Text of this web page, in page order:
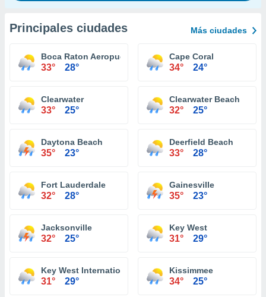
Principales ciudades Más ciudades
Boca Raton Aeropuerto
33° 28°
Cape Coral
34° 24°
Clearwater
33° 25°
Clearwater Beach
32° 25°
Daytona Beach
35° 23°
Deerfield Beach
33° 28°
Fort Lauderdale
32° 28°
Gainesville
35° 23°
Jacksonville
32° 25°
Key West
31° 29°
Key West International Airport
31° 29°
Kissimmee
34° 25°